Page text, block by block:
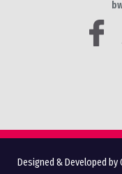
Designed & Developed by